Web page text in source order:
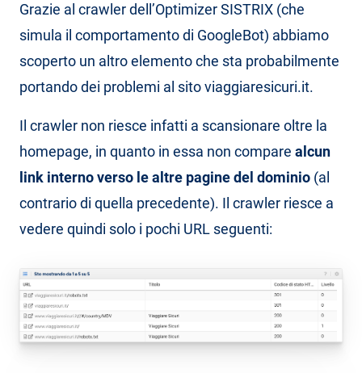
Grazie al crawler dell’Optimizer SISTRIX (che
simula il comportamento di GoogleBot) abbiamo
scoperto un altro elemento che sta probabilmente
portando dei problemi al sito viaggiaresicuri.it.
Il crawler non riesce infatti a scansionare oltre la
homepage, in quanto in essa non compare alcun
link interno verso le altre pagine del dominio (al
contrario di quella precedente). Il crawler riesce a
vedere quindi solo i pochi URL seguenti: